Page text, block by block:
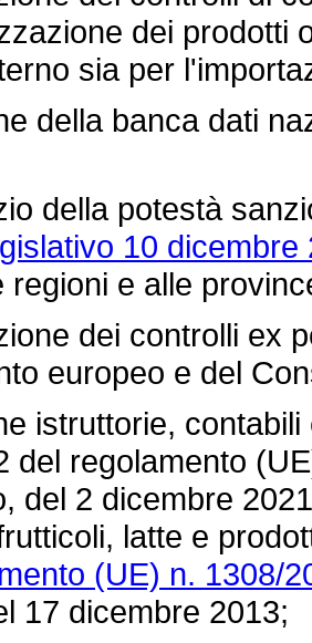
dei prodotti
sia per
della banca dati
della potestà
10 dicembre
regioni e alle
dei controlli ex
europeo e del
istruttorie, contabili
del regolamento
del 2 dicembre
latte e
(UE) n. 1308/
17 dicembre 2013;